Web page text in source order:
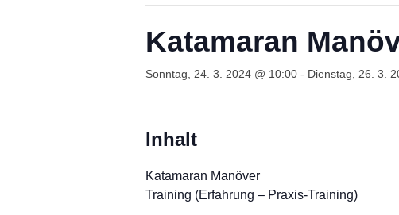
Katamaran
Sonntag, 24. 3. 2024 @ 10:00 - Dienstag, 26. 3.
Inhalt
Katamaran Manöver
Training (Erfahrung – Praxis-Training)